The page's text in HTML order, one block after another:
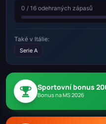
0 / 16 odehraných zápasů
Také v Itálie:
Serie A
Sportovní bonus
Bonus na MS 2026